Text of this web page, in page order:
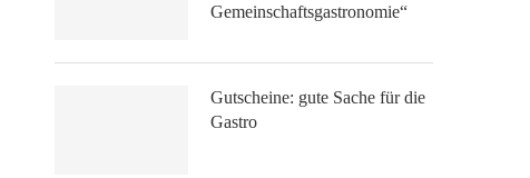
Gemeinschaftsgastronomie“
Gutscheine: gute Sache für die
Gastro